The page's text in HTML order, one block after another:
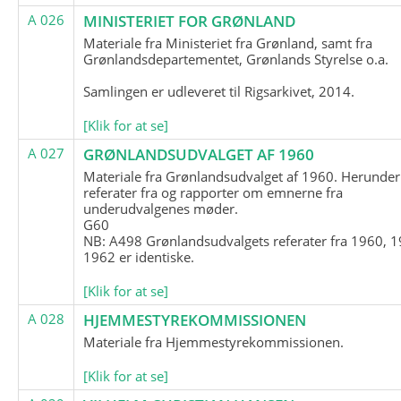
A 026
MINISTERIET FOR GRØNLAND
Materiale fra Ministeriet fra Grønland, samt fra
Grønlandsdepartementet, Grønlands Styrelse o.a.
Samlingen er udleveret til Rigsarkivet, 2014.
[Klik for at se]
A 027
GRØNLANDSUDVALGET AF 1960
Materiale fra Grønlandsudvalget af 1960. Herunder
referater fra og rapporter om emnerne fra
underudvalgenes møder.
G60
NB: A498 Grønlandsudvalgets referater fra 1960,
1962 er identiske.
[Klik for at se]
A 028
HJEMMESTYREKOMMISSIONEN
Materiale fra Hjemmestyrekommissionen.
[Klik for at se]